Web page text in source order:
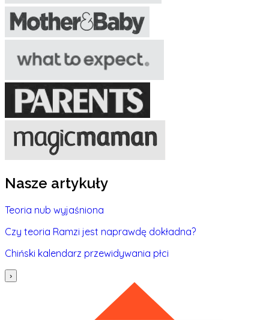
Nasze artykuły
Teoria nub wyjaśniona
Czy teoria Ramzi jest naprawdę dokładna?
Chiński kalendarz przewidywania płci
›